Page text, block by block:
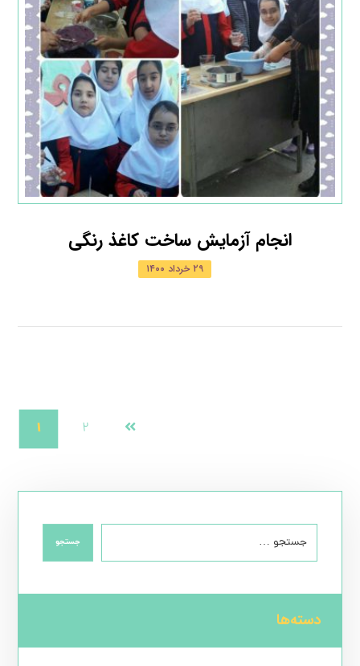
انجام آزمایش ساخت کاغذ رنگی
۲۹ خرداد ۱۴۰۰
۱ ۲
جستجو
دسته‌ها